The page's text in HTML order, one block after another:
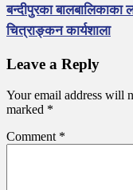
बन्दीपुरका
चित्राङ्कन कार्यशाला
Leave a Reply
Your email address will
marked *
Comment *